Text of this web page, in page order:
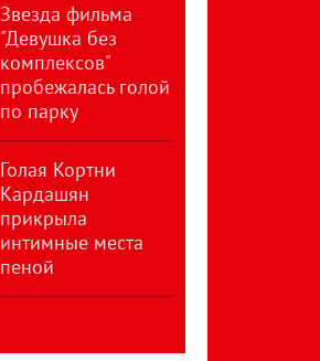
Звезда фильма
"Девушка без
комплексов"
пробежалась голой
по парку
Голая Кортни
Кардашян
прикрыла
интимные места
пеной